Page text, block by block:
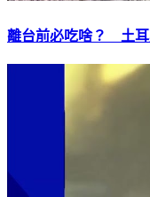
離台前必吃啥？ 土耳